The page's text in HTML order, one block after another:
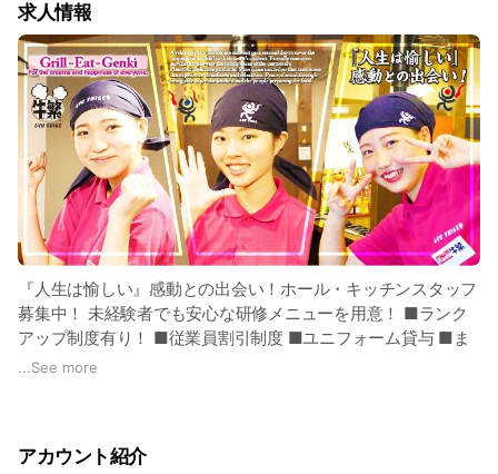
求人情報
『人生は愉しい』感動との出会い！ホール・キッチンスタッフ
募集中！ 未経験者でも安心な研修メニューを用意！ ■ランク
アップ制度有り！ ■従業員割引制度 ■ユニフォーム貸与 ■ま
かない制度あり ■交通費支給 ■社員登用あり（店長候補・正
...See more
アカウント紹介